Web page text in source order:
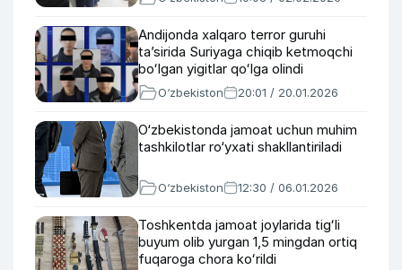
Andijonda xalqaro terror guruhi
taʼsirida Suriyaga chiqib ketmoqchi
boʻlgan yigitlar qoʻlga olindi
O‘zbekiston 20:01 / 20.01.2026
O‘zbekistonda jamoat uchun muhim
tashkilotlar ro‘yxati shakllantiriladi
O‘zbekiston 12:30 / 06.01.2026
Toshkentda jamoat joylarida tigʻli
buyum olib yurgan 1,5 mingdan ortiq
fuqaroga chora koʻrildi